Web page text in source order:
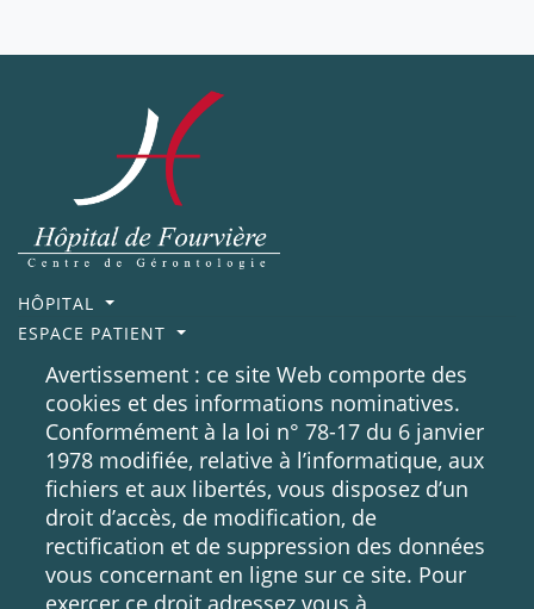
HÔPITAL
ESPACE PATIENT
ESPACE PROFESSIONNEL
REJOIGNEZ NOS ÉQUIPES
NOUS SOUTENIR
NOUS CONTACTER
DONNÉES PERSONNELLES
10 rue Roger Radisson
69005, LYON
04 72 57 30 00
Avertissement : ce site Web comporte des
cookies et des informations nominatives.
Conformément à la loi n° 78-17 du 6 janvier
1978 modifiée, relative à l’informatique, aux
fichiers et aux libertés, vous disposez d’un
droit d’accès, de modification, de
rectification et de suppression des données
vous concernant en ligne sur ce site. Pour
exercer ce droit adressez vous à